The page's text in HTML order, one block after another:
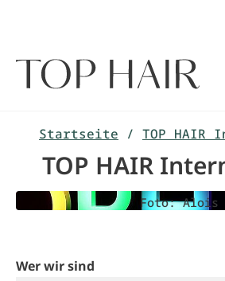
Startseite / TOP
TOP HAIR
Foto: Alois
Wer wir sind